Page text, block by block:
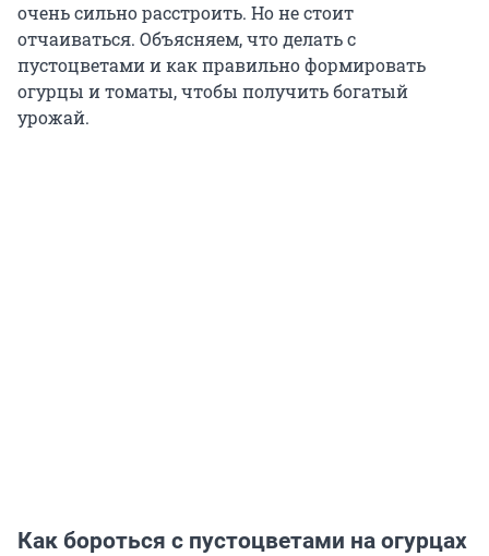
очень сильно расстроить. Но не стоит
отчаиваться. Объясняем, что делать с
пустоцветами и как правильно формировать
огурцы и томаты, чтобы получить богатый
урожай.
Как бороться с пустоцветами на огурцах